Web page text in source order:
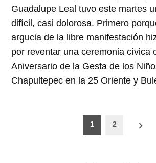
Guadalupe Leal tuvo este martes
difícil, casi dolorosa. Primero
argucia de la libre manifestación
por reventar una ceremonia cívica
Aniversario de la Gesta de los
Chapultepec en la 25 Oriente y
1 2